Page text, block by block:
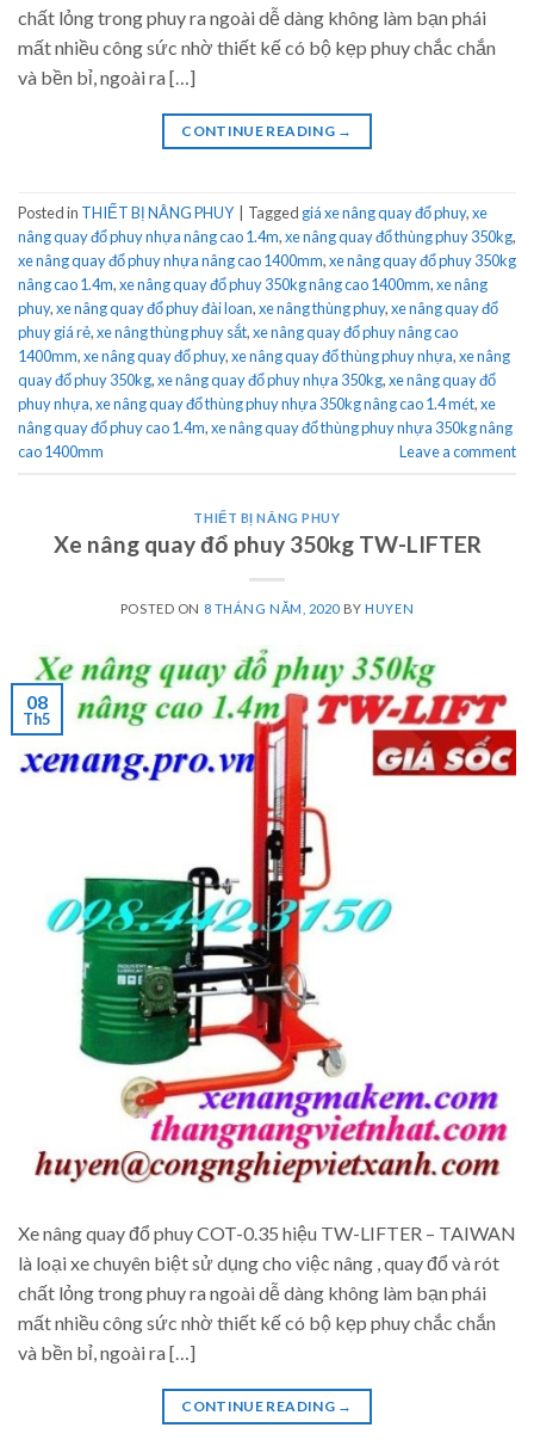
chất lỏng trong phuy ra ngoài dễ dàng không làm bạn phái
mất nhiều công sức nhờ thiết kế có bộ kẹp phuy chắc chắn
và bền bỉ, ngoài ra […]
CONTINUE READING →
Posted in THIẾT BỊ NÂNG PHUY Tagged giá xe nâng quay đổ phuy,xe
nâng quay đổ phuy nhựa nâng cao 1.4m,xe nâng quay đổ thùng phuy 350kg,
xe nâng quay đổ phuy nhựa nâng cao 1400mm,xe nâng quay đổ phuy 350kg
nâng cao 1.4m,xe nâng quay đổ phuy 350kg nâng cao 1400mm,xe nâng
phuy,xe nâng quay đổ phuy đài loan,xe nâng thùng phuy,xe nâng quay đổ
phuy giá rẻ,xe nâng thùng phuy sắt,xe nâng quay đổ phuy nâng cao
1400mm,xe nâng quay đổ phuy,xe nâng quay đổ thùng phuy nhựa,xe nâng
quay đổ phuy 350kg,xe nâng quay đổ phuy nhựa 350kg,xe nâng quay đổ
phuy nhựa,xe nâng quay đổ thùng phuy nhựa 350kg nâng cao 1.4 mét,xe
nâng quay đổ phuy cao 1.4m,xe nâng quay đổ thùng phuy nhựa 350kg nâng
cao 1400mm
Leave a comment
THIẾT BỊ NÂNG PHUY
Xe nâng quay đổ phuy 350kg TW-LIFTER
POSTED ON 8 THÁNG NĂM, 2020 BYHUYEN
08
Th5
Xe nâng quay đổ phuy COT-0.35 hiệu TW-LIFTER – TAIWAN
là loại xe chuyên biệt sử dụng cho việc nâng , quay đổ và rót
chất lỏng trong phuy ra ngoài dễ dàng không làm bạn phái
mất nhiều công sức nhờ thiết kế có bộ kẹp phuy chắc chắn
và bền bỉ, ngoài ra […]
CONTINUE READING →